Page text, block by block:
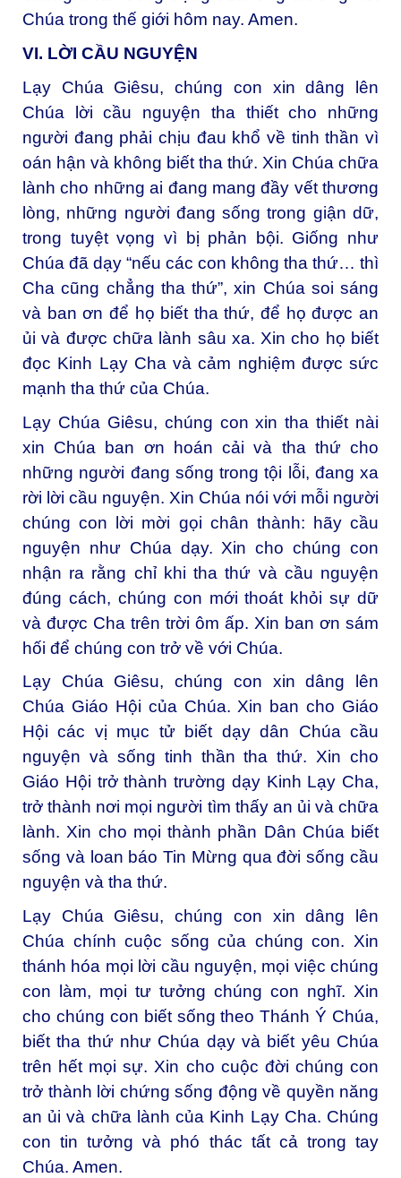
Chúa trong thế giới hôm nay. Amen.
VI. LỜI CẦU NGUYỆN
Lạy Chúa Giêsu, chúng con xin dâng lên
Chúa lời cầu nguyện tha thiết cho những
người đang phải chịu đau khổ về tinh thần vì
oán hận và không biết tha thứ. Xin Chúa chữa
lành cho những ai đang mang đầy vết thương
lòng, những người đang sống trong giận dữ,
trong tuyệt vọng vì bị phản bội. Giống như
Chúa đã dạy “nếu các con không tha thứ… thì
Cha cũng chẳng tha thứ”, xin Chúa soi sáng
và ban ơn để họ biết tha thứ, để họ được an
ủi và được chữa lành sâu xa. Xin cho họ biết
đọc Kinh Lạy Cha và cảm nghiệm được sức
mạnh tha thứ của Chúa.
Lạy Chúa Giêsu, chúng con xin tha thiết nài
xin Chúa ban ơn hoán cải và tha thứ cho
những người đang sống trong tội lỗi, đang xa
rời lời cầu nguyện. Xin Chúa nói với mỗi người
chúng con lời mời gọi chân thành: hãy cầu
nguyện như Chúa dạy. Xin cho chúng con
nhận ra rằng chỉ khi tha thứ và cầu nguyện
đúng cách, chúng con mới thoát khỏi sự dữ
và được Cha trên trời ôm ấp. Xin ban ơn sám
hối để chúng con trở về với Chúa.
Lạy Chúa Giêsu, chúng con xin dâng lên
Chúa Giáo Hội của Chúa. Xin ban cho Giáo
Hội các vị mục tử biết dạy dân Chúa cầu
nguyện và sống tinh thần tha thứ. Xin cho
Giáo Hội trở thành trường dạy Kinh Lạy Cha,
trở thành nơi mọi người tìm thấy an ủi và chữa
lành. Xin cho mọi thành phần Dân Chúa biết
sống và loan báo Tin Mừng qua đời sống cầu
nguyện và tha thứ.
Lạy Chúa Giêsu, chúng con xin dâng lên
Chúa chính cuộc sống của chúng con. Xin
thánh hóa mọi lời cầu nguyện, mọi việc chúng
con làm, mọi tư tưởng chúng con nghĩ. Xin
cho chúng con biết sống theo Thánh Ý Chúa,
biết tha thứ như Chúa dạy và biết yêu Chúa
trên hết mọi sự. Xin cho cuộc đời chúng con
trở thành lời chứng sống động về quyền năng
an ủi và chữa lành của Kinh Lạy Cha. Chúng
con tin tưởng và phó thác tất cả trong tay
Chúa. Amen.